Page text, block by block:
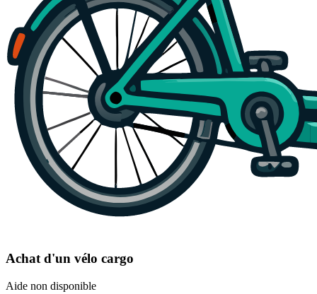
Achat d'un vélo cargo
Aide non disponible